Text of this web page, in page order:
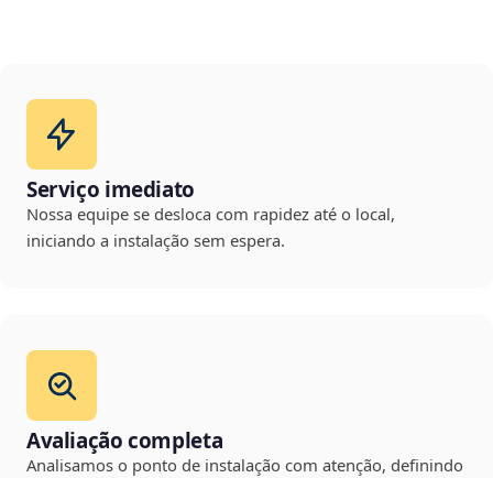
Serviço imediato
Nossa equipe se desloca com rapidez até o local,
iniciando a instalação sem espera.
Avaliação completa
Analisamos o ponto de instalação com atenção, definindo